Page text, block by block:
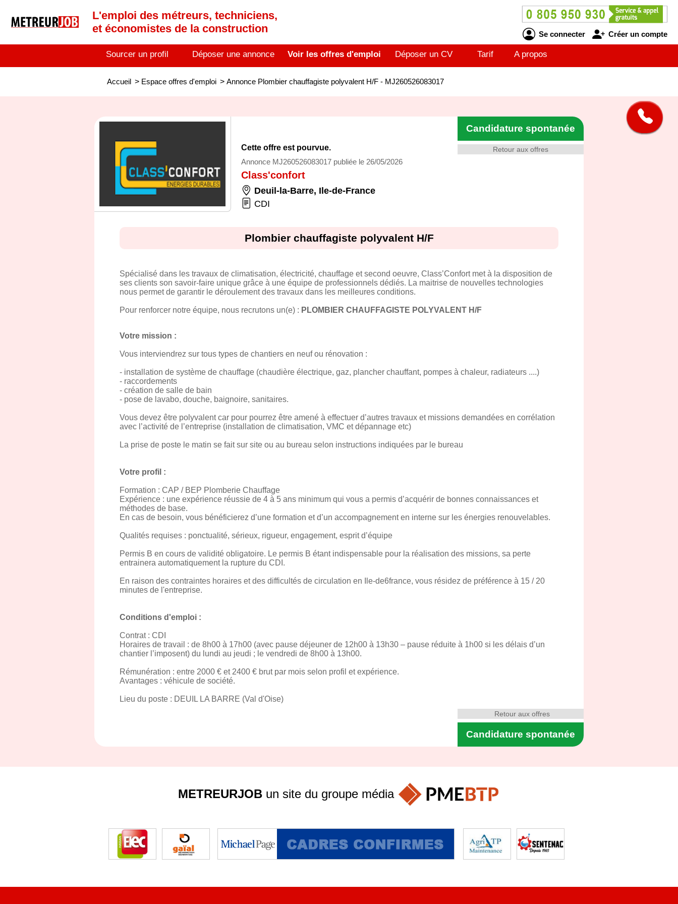
L'emploi des métreurs, techniciens,
et économistes de la construction
Se connecter Créer un compte
Sourcer un profil Déposer une annonce Voir les offres d'emploi Déposer un CV Tarif A propos
Accueil > Espace offres d'emploi > Annonce Plombier chauffagiste polyvalent H/F - MJ260526083017
Retour aux offres
Candidature spontanée
Cette offre est pourvue.
Annonce MJ260526083017 publiée le 26/05/2026
Class'confort
Deuil-la-Barre, Ile-de-France
CDI
Plombier chauffagiste polyvalent H/F
Spécialisé dans les travaux de climatisation, électricité, chauffage et second oeuvre, Class’Confort met à la disposition de
ses clients son savoir-faire unique grâce à une équipe de professionnels dédiés. La maitrise de nouvelles technologies
nous permet de garantir le déroulement des travaux dans les meilleures conditions.
Pour renforcer notre équipe, nous recrutons un(e) : PLOMBIER CHAUFFAGISTE POLYVALENT H/F
Votre mission :
Vous interviendrez sur tous types de chantiers en neuf ou rénovation :
- installation de système de chauffage (chaudière électrique, gaz, plancher chauffant, pompes à chaleur, radiateurs ....)
- raccordements
- création de salle de bain
- pose de lavabo, douche, baignoire, sanitaires.
Vous devez être polyvalent car pour pourrez être amené à effectuer d’autres travaux et missions demandées en corrélation
avec l’activité de l’entreprise (installation de climatisation, VMC et dépannage etc)
La prise de poste le matin se fait sur site ou au bureau selon instructions indiquées par le bureau
Votre profil :
Formation : CAP / BEP Plomberie Chauffage
Expérience : une expérience réussie de 4 à 5 ans minimum qui vous a permis d’acquérir de bonnes connaissances et
méthodes de base.
En cas de besoin, vous bénéficierez d’une formation et d’un accompagnement en interne sur les énergies renouvelables.
Qualités requises : ponctualité, sérieux, rigueur, engagement, esprit d’équipe
Permis B en cours de validité obligatoire. Le permis B étant indispensable pour la réalisation des missions, sa perte
entrainera automatiquement la rupture du CDI.
En raison des contraintes horaires et des difficultés de circulation en Ile-de6france, vous résidez de préférence à 15 / 20
minutes de l'entreprise.
Conditions d'emploi :
Contrat : CDI
Horaires de travail : de 8h00 à 17h00 (avec pause déjeuner de 12h00 à 13h30 – pause réduite à 1h00 si les délais d’un
chantier l’imposent) du lundi au jeudi ; le vendredi de 8h00 à 13h00.
Rémunération : entre 2000 € et 2400 € brut par mois selon profil et expérience.
Avantages : véhicule de société.
Lieu du poste : DEUIL LA BARRE (Val d'Oise)
Candidature spontanée
Retour aux offres
METREURJOB un site du groupe média